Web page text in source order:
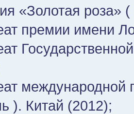
«Золотая роза» (
премии имени
международной
). Китай (2012);